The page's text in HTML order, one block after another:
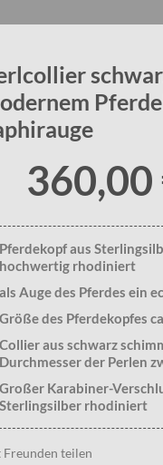
360,00
Pferdekopf aus
hochwertig rhodiniert
als Auge des Pferdes ein
Größe des Pferdekopfes
Collier aus schwarz
Durchmesser der Perlen
Großer Karabiner-
Sterlingsilber rhodiniert
teilen